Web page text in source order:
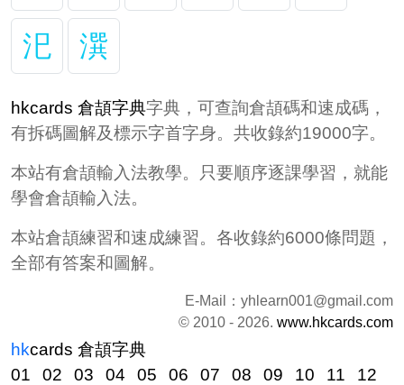
汜
潠
hkcards 倉頡字典字典，可查詢倉頡碼和速成碼，
有拆碼圖解及標示字首字身。共收錄約19000字。
本站有倉頡輸入法教學。只要順序逐課學習，就能
學會倉頡輸入法。
本站倉頡練習和速成練習。各收錄約6000條問題，
全部有答案和圖解。
E-Mail： yhlearn001@gmail.com
© 2010 - 2026. www.hkcards.com
hkcards 倉頡字典
01
02 03 04 05 06 07 08 09 10 11
12